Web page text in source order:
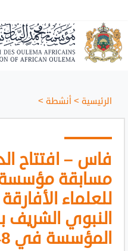
الرئيسية >أنشطة >
فاس – افتتاح
مسابقة
للعلماء
النبوي الشريف
المؤسسة في 48 بلدا إفريقيا